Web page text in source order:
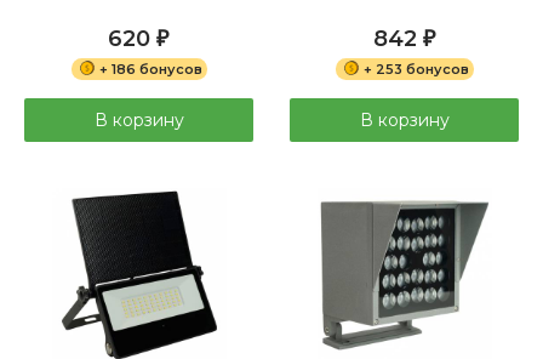
620 ₽
+ 186 бонусов
В корзину
842 ₽
+ 253 бонусов
В корзину